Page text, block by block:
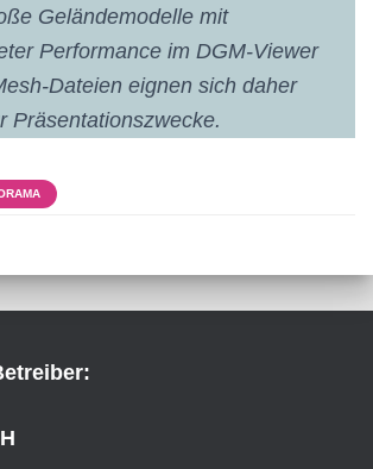
Geländemodelle mit
Performance im DGM-Viewer
Dateien eignen sich daher
Präsentationszwecke.